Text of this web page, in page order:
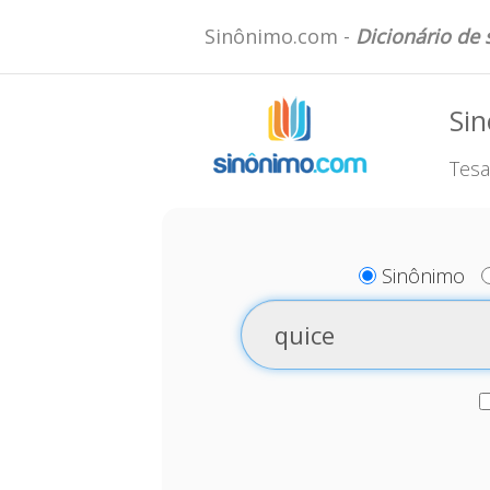
Sinônimo.com - Dicionário de
Sinônimo